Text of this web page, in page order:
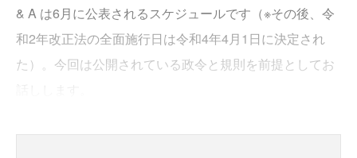
& A は6月に公表されるスケジュールです（※その後、令
和2年改正法の全面施行日は令和4年4月1日に決定され
た）。今回は公開されている政令と規則を前提としてお